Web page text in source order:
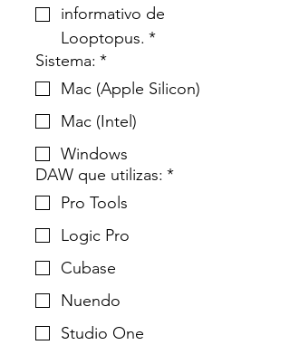
informativo de
Looptopus. *
Sistema: *
Mac (Apple Silicon)
Mac (Intel)
Windows
DAW que utilizas: *
Pro Tools
Logic Pro
Cubase
Nuendo
Studio One